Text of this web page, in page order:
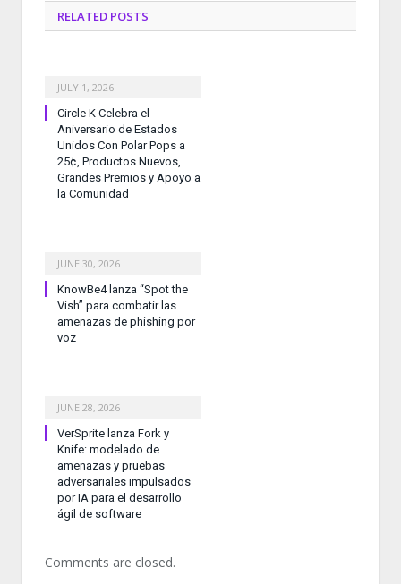
RELATED POSTS
JULY 1, 2026
Circle K Celebra el
Aniversario de Estados
Unidos Con Polar Pops a
25¢, Productos Nuevos,
Grandes Premios y Apoyo a
la Comunidad
JUNE 30, 2026
KnowBe4 lanza “Spot the
Vish” para combatir las
amenazas de phishing por
voz
JUNE 28, 2026
VerSprite lanza Fork y
Knife: modelado de
amenazas y pruebas
adversariales impulsados
por IA para el desarrollo
ágil de software
Comments are closed.